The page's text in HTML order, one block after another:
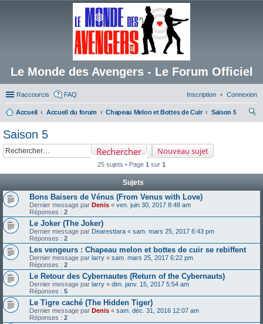
Le Monde des Avengers - Le Forum Officiel
Raccourcis FAQ Connexion
Inscription
Accueil Accueil du forum Chapeau Melon et Bottes de Cuir
Saison 5
Saison 5
Nouveau sujet
Rechercher
25 sujets • Page 1 sur 1
Sujets
Bons Baisers de Vénus (From Venus with Love)
Dernier message par Denis « ven. juin 30, 2017 8:48 am
Réponses : 2
Le Joker (The Joker)
Dernier message par Dearesttara « sam. mars 25, 2017 6:43 pm
Réponses : 2
Les vengeurs : Chapeau melon et bottes de cuir se rebiffent
Dernier message par larry « sam. mars 25, 2017 6:22 pm
Réponses : 2
Le Retour des Cybernautes (Return of the Cybernauts)
Dernier message par larry « dim. janv. 15, 2017 5:54 am
Réponses : 5
Le Tigre caché (The Hidden Tiger)
Dernier message par Denis « sam. déc. 31, 2016 12:07 am
Réponses : 2